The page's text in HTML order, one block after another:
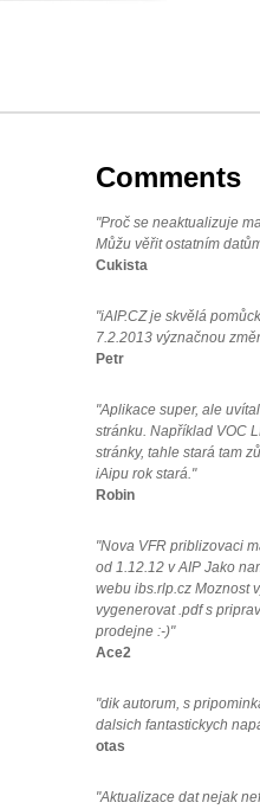
Comments
"Proč se neaktualizuje
Můžu věřit ostatním
Cukista
"iAIP.CZ je skvělá
7.2.2013 význačnou
Petr
"Aplikace super, ale
stránku. Například VOC
stránky, tahle stará tam
iAipu rok stará."
Robin
"Nova VFR priblizovaci
od 1.12.12 v AIP Jako
webu ibs.rlp.cz Moznost
vygenerovat .pdf s
prodejne :-)"
Ace2
"dik autorum, s
dalsich fantastickych
otas
"Aktualizace dat nejak